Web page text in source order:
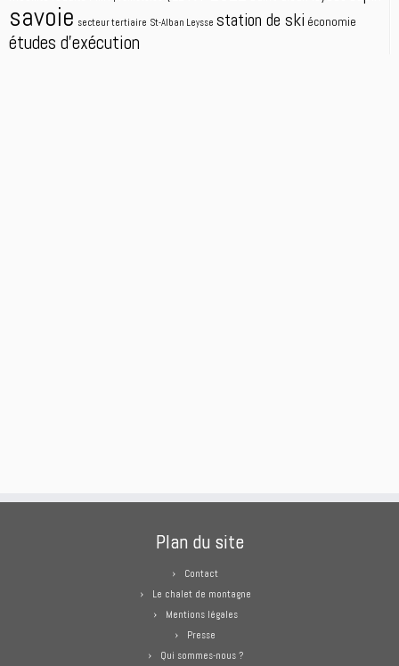
savoie secteur tertiaire St-Alban Leysse station de ski économie
études d'exécution
Plan du site
Contact
Le chalet de montagne
Mentions légales
Presse
Qui sommes-nous ?